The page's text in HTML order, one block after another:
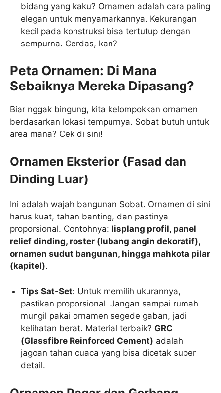
bidang yang kaku? Ornamen adalah cara paling
elegan untuk menyamarkannya. Kekurangan
kecil pada konstruksi bisa tertutup dengan
sempurna. Cerdas, kan?
Peta Ornamen: Di Mana
Sebaiknya Mereka Dipasang?
Biar nggak bingung, kita kelompokkan ornamen
berdasarkan lokasi tempurnya. Sobat butuh untuk
area mana? Cek di sini!
Ornamen Eksterior (Fasad dan
Dinding Luar)
Ini adalah wajah bangunan Sobat. Ornamen di sini
harus kuat, tahan banting, dan pastinya
proporsional. Contohnya: lisplang profil, panel
relief dinding, roster (lubang angin dekoratif),
ornamen sudut bangunan, hingga mahkota pilar
(kapitel).
Tips Sat-Set: Untuk memilih ukurannya,
pastikan proporsional. Jangan sampai rumah
mungil pakai ornamen segede gaban, jadi
kelihatan berat. Material terbaik? GRC
(Glassfibre Reinforced Cement) adalah
jagoan tahan cuaca yang bisa dicetak super
detail.